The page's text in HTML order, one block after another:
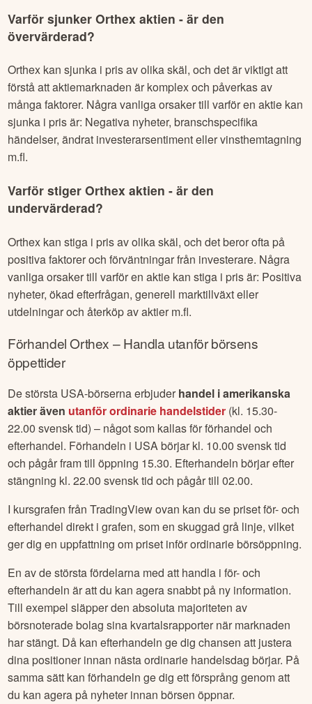
Varför sjunkerOrthex aktien - är den
övervärderad?
Orthex kan sjunka i pris av olika skäl, och det är viktigt att
förstå att aktiemarknaden är komplex och påverkas av
många faktorer. Några vanliga orsaker till varför en aktie kan
sjunka i pris är: Negativa nyheter, branschspecifika
händelser, ändrat investerarsentiment eller vinsthemtagning
m.fl.
Varför stigerOrthex aktien - är den
undervärderad?
Orthex kan stiga i pris av olika skäl, och det beror ofta på
positiva faktorer och förväntningar från investerare. Några
vanliga orsaker till varför en aktie kan stiga i pris är: Positiva
nyheter, ökad efterfrågan, generell marktillväxt eller
utdelningar och återköp av aktier m.fl.
FörhandelOrthex – Handla utanför börsens
öppettider
De största USA-börserna erbjuder handel i amerikanska
aktier även utanför ordinarie handelstider (kl. 15.30-
22.00 svensk tid) – något som kallas för förhandel och
efterhandel. Förhandeln i USA börjar kl. 10.00 svensk tid
och pågår fram till öppning 15.30. Efterhandeln börjar efter
stängning kl. 22.00 svensk tid och pågår till 02.00.
I kursgrafen från TradingView ovan kan du se priset för- och
efterhandel direkt i grafen, som en skuggad grå linje, vilket
ger dig en uppfattning om priset inför ordinarie börsöppning.
En av de största fördelarna med att handla i för- och
efterhandeln är att du kan agera snabbt på ny information.
Till exempel släpper den absoluta majoriteten av
börsnoterade bolag sina kvartalsrapporter när marknaden
har stängt. Då kan efterhandeln ge dig chansen att justera
dina positioner innan nästa ordinarie handelsdag börjar. På
samma sätt kan förhandeln ge dig ett försprång genom att
du kan agera på nyheter innan börsen öppnar.